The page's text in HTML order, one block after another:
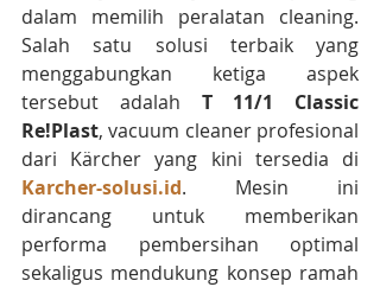
dalam memilih peralatan cleaning.
Salah satu solusi terbaik yang
menggabungkan ketiga aspek
tersebut adalah T 11/1 Classic
Re!Plast, vacuum cleaner profesional
Karcher-solusi.id. Mesin ini
dirancang untuk memberikan
performa pembersihan optimal
sekaligus mendukung konsep ramah